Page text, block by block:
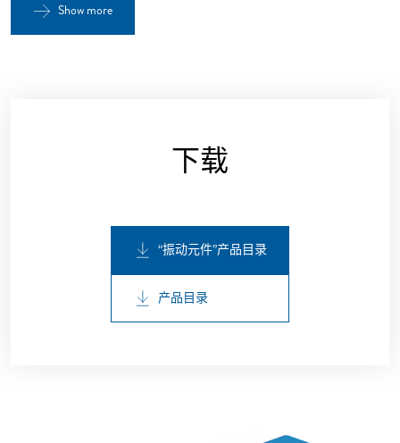
Show more
下载
“振动元件”产品目录
产品目录